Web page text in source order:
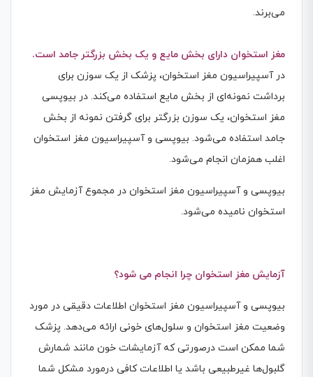
می‌برند.
مغز استخوان دارای بخش مایع و یک بخش بزرگتر جامد است.
در آسپیراسیون مغز استخوان، پزشک از یک سوزن برای
برداشت نمونه‌ای از بخش مایع استفاده می‌کند. در بیوپسی
مغز استخوان، یک سوزن بزرگتر برای گرفتن نمونه از بخش
جامد استفاده می‌شود. بیوپسی و آسپیراسیون مغز استخوان
اغلب همزمان انجام می‌شود.
بیوپسی و آسپیراسیون مغز استخوان در مجموع آزمایش مغز
استخوان نامیده می‌شود.
آزمایش مغز استخوان چرا انجام می شود؟
بیوپسی و آسپیراسیون مغز استخوان اطلاعات دقیقی در مورد
وضعیت مغز استخوان و سلول‌های خونی ارائه می‌دهد. پزشک
شما ممکن است درصورتی که آزمایشات خون مانند شمارش
گلبول‌ها غیرطبیعی باشد یا اطلاعات کافی درمورد مشکل شما